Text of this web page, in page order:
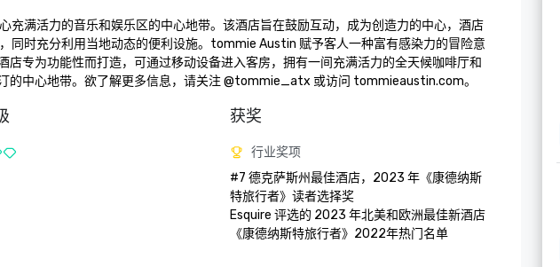
满活力的音乐和娱乐区的中心地带。该酒店旨在鼓励互动，成为创造力的中心，酒店
同时充分利用当地动态的便利设施。tommie Austin 赋予客人一种富有感染力的冒险意
专为功能性而打造，可通过移动设备进入客房，拥有一间充满活力的全天候咖啡厅和
的中心地带。欲了解更多信息，请关注 @tommie_atx 或访问 tommieaustin.com。
获奖
行业奖项
#7 德克萨斯州最佳酒店，2023 年《康德纳斯
特旅行者》读者选择奖
Esquire 评选的 2023 年北美和欧洲最佳新酒店
《康德纳斯特旅行者》2022年热门名单